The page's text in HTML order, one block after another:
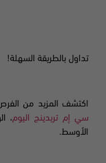
تداول بالطريقة السهلة!
اكتشف المزيد من
سي إم تريدينج اليوم،
الأوسط.